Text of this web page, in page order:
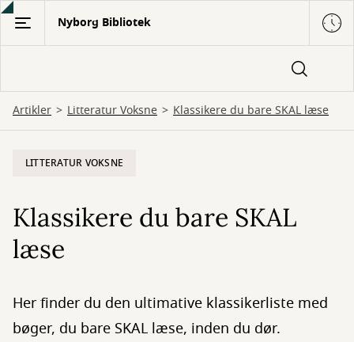
Gå
hovedindhold
Nyborg Bibliotek
Artikler Litteratur Voksne Klassikere du bare SKAL læse
LITTERATUR VOKSNE
Klassikere du bare SKAL
læse
Her finder du den ultimative klassikerliste med
bøger, du bare SKAL læse, inden du dør.